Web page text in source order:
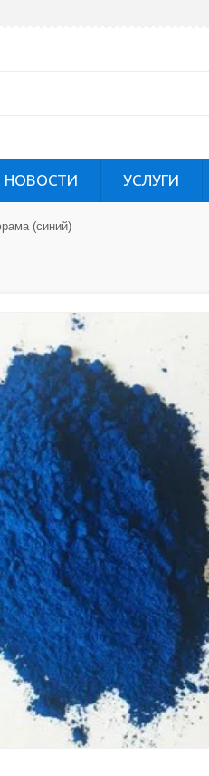
НОВОСТИ УСЛУГИ
(синий)